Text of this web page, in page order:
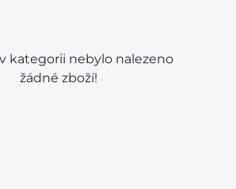
kategorii nebylo nalezeno
žádné zboží!